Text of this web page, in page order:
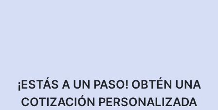
¡ESTÁS A UN PASO! OBTÉN UNA
COTIZACIÓN PERSONALIZADA